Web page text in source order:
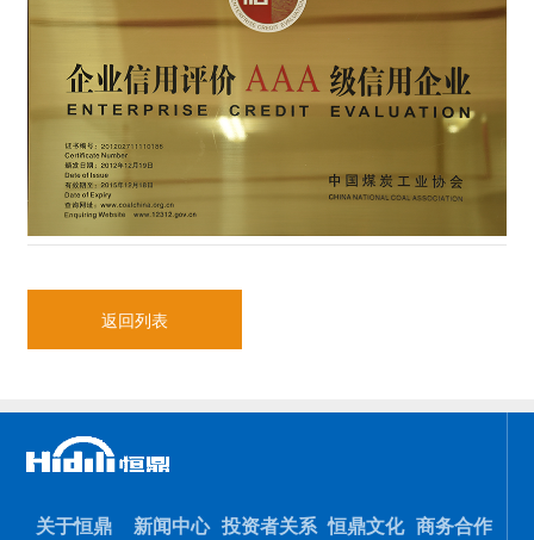
返回列表
关于恒鼎 新闻中心 投资者关系 恒鼎文化 商务合作